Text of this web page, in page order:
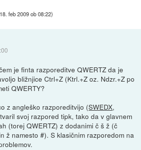
18. feb 2009 ob 08:22)
je finta razporeditve QWERTZ da je
bližnjice Ctrl+Z (Ktrl.+Z oz. Ndzr.+Z po
QWERTY?
z angleško razporeditvijo (SWEDX,
svoj razpored tipk, tako da v glavnem
(torej QWERTZ) z dodanimi č š ž (č
ž namesto #). S klasičnim razporedom na